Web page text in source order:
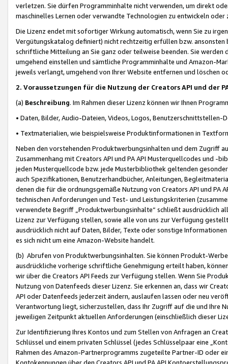
verletzen. Sie dürfen Programminhalte nicht verwenden, um direkt
maschinelles Lernen oder verwandte Technologien zu entwickeln
Die Lizenz endet mit sofortiger Wirkung automatisch, wenn Sie zu
Vergütungskatalog definiert) nicht rechtzeitig erfüllen bzw. ansonsten
schriftliche Mitteilung an Sie ganz oder teilweise beenden. Sie werden
umgehend einstellen und sämtliche Programminhalte und Amazon-
jeweils verlangt, umgehend von Ihrer Website entfernen und löschen
2. Voraussetzungen für die Nutzung der Creators API und der
(a) Beschreibung. Im Rahmen dieser Lizenz können wir Ihnen
• Daten, Bilder, Audio-Dateien, Videos, Logos, Benutzerschnittstellen-
• Textmaterialien, wie beispielsweise Produktinformationen in
Neben den vorstehenden Produktwerbungsinhalten und dem Zugriff
Zusammenhang mit Creators API und PA API Musterquellcodes und
jeden Musterquellcode bzw. jede Musterbibliothek geltenden
auch Spezifikationen, Benutzerhandbücher, Anleitungen,
denen die für die ordnungsgemäße Nutzung von Creators API und PA
technischen Anforderungen und Test- und Leistungskriterien
verwendete Begriff „Produktwerbungsinhalte“ schließt ausdrücklich
Lizenz zur Verfügung stellen, sowie alle von uns zur Verfügung
ausdrücklich nicht auf Daten, Bilder, Texte oder sonstige
es sich nicht um eine Amazon-Website handelt.
(b) Abrufen von Produktwerbungsinhalten. Sie können Produkt-
ausdrückliche vorherige schriftliche Genehmigung erteilt haben,
wir über die Creators API Feeds zur Verfügung stellen. Wenn Sie
Nutzung von Datenfeeds dieser Lizenz. Sie erkennen an, dass wir
API oder Datenfeeds jederzeit ändern, auslaufen lassen oder neu
Verantwortung liegt, sicherzustellen, dass Ihr Zugriff auf die und Ihre
jeweiligen Zeitpunkt aktuellen Anforderungen (einschließlich dieser
Zur Identifizierung Ihres Kontos und zum Stellen von Anfragen an
Schlüssel und einem privaten Schlüssel (jedes Schlüsselpaar eine
Rahmen des Amazon-Partnerprogramms zugeteilte Partner-ID oder
Kontokennungen über den Creators API und PA API